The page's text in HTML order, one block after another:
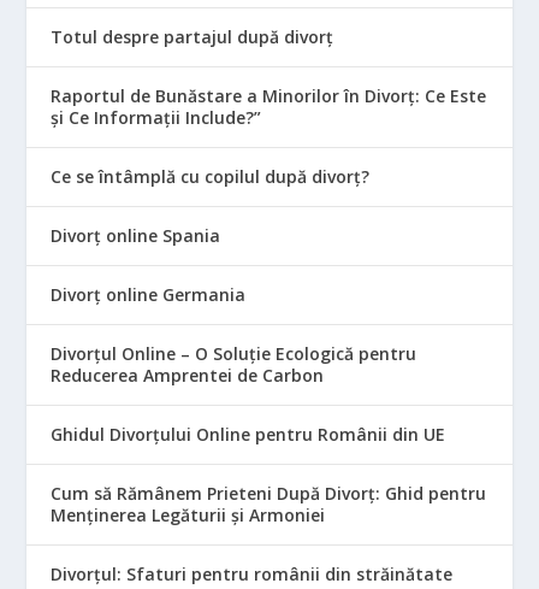
Totul despre partajul după divorț
Raportul de Bunăstare a Minorilor în Divorț: Ce Este
și Ce Informații Include?”
Ce se întâmplă cu copilul după divorț?
Divorț online Spania
Divorț online Germania
Divorțul Online – O Soluție Ecologică pentru
Reducerea Amprentei de Carbon
Ghidul Divorțului Online pentru Românii din UE
Cum să Rămânem Prieteni După Divorț: Ghid pentru
Menținerea Legăturii și Armoniei
Divorțul: Sfaturi pentru românii din străinătate